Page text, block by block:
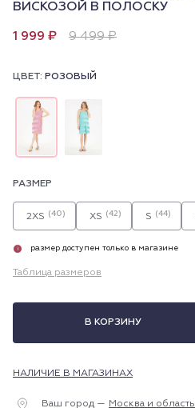
ВИСКОЗОЙ В ПОЛОСКУ
1 999 ₽ 9 499 ₽
ЦВЕТ: РОЗОВЫЙ
РАЗМЕР
2XS (40) XS (42) S (44)
i размер доступен только в магазине
Таблица размеров
В КОРЗИНУ
НАЛИЧИЕ В МАГАЗИНАХ
Ваш город — Москва и область